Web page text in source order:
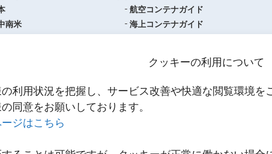
クッキーの利用について
利用状況を把握し、サービス改善や快適な閲覧環境
同意をお願いしております。
ジはこちら
南米
スティクスセンター一覧
航空コンテナガイド
海上コンテナガイド
物流関係用語集（一覧・詳細）
インコタームズ
約款・掲示事項